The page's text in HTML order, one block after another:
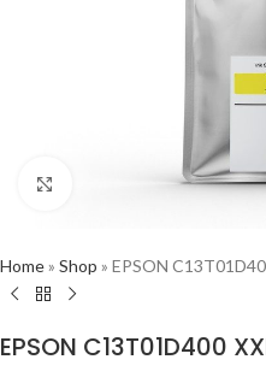
Click to enlarge
Home» Shop » EPSON
EPSON C13T01D400